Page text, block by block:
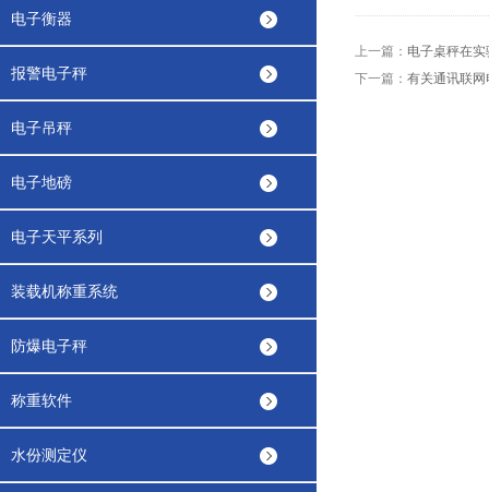
电子衡器
报警电子秤
电子吊秤
电子地磅
电子天平系列
装载机称重系统
防爆电子秤
称重软件
水份测定仪
上一篇： 电子桌秤在
下一篇： 有关通讯联